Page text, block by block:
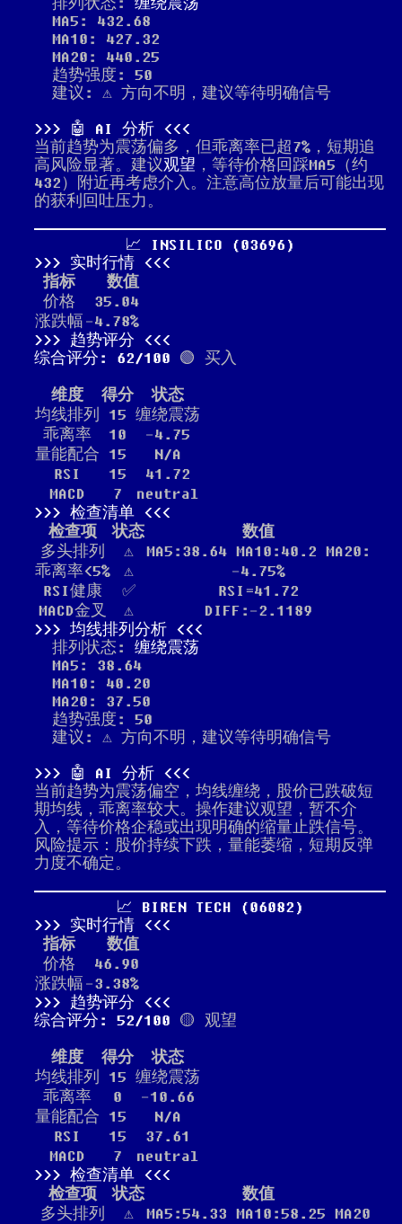
排列状态: 缠绕震荡
MA5: 432.68
MA10: 427.32
MA20: 440.25
趋势强度: 50
建议: ⚠️ 方向不明，建议等待明确信号
🤖 AI 分析
当前趋势为震荡偏多，但乖离率已超7%，短期追
高风险显著。建议观望 ，等待价格回踩MA5（约
432）附近再考虑介入。注意高位放量后可能出现
的获利回吐压力。
📈 INSILICO (03696)
实时行情
指标
数值
价格
35.04
涨跌幅 -4.78%
趋势评分
综合评分: 62/100 🟢 买入
维度 得分
状态
均线排列
15 缠绕震荡
乖离率
10
-4.75
量能配合 15
N/A
RSI
15
41.72
MACD
7
neutral
检查清单
检查项
状态
数值
多头排列
⚠️
MA5:38.64 MA10:40.2 MA20:
乖离率<5%
⚠️
-4.75%
RSI健康
✅
RSI=41.72
MACD金叉
⚠️
DIFF:-2.1189
均线排列分析
排列状态: 缠绕震荡
MA5: 38.64
MA10: 40.20
MA20: 37.50
趋势强度: 50
建议: ⚠️ 方向不明，建议等待明确信号
🤖 AI 分析
当前趋势为震荡偏空，均线缠绕，股价已跌破短
期均线，乖离率较大。操作建议观望，暂不介
入，等待价格企稳或出现明确的缩量止跌信号。
风险提示：股价持续下跌，量能萎缩，短期反弹
力度不确定。
📈 BIREN TECH (06082)
实时行情
指标
数值
价格
46.90
涨跌幅 -3.38%
趋势评分
综合评分: 52/100 🟡 观望
维度 得分
状态
均线排列
15 缠绕震荡
乖离率
0
-10.66
量能配合 15
N/A
RSI
15
37.61
MACD
7
neutral
检查清单
检查项
状态
数值
多头排列
⚠️
MA5:54.33 MA10:58.25 MA20